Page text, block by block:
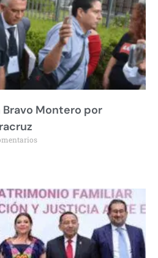
Montero por